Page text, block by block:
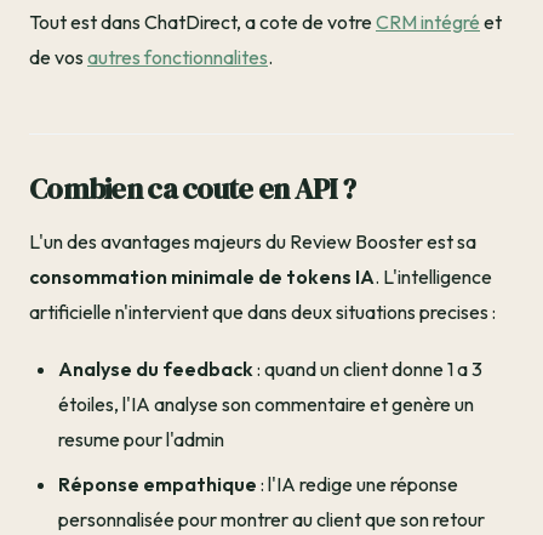
Tout est dans ChatDirect, a cote de votreCRM intégré et
de vos autres fonctionnalites.
Combien ca coute en API ?
L'un des avantages majeurs du Review Booster est sa
consommation minimale de tokens IA. L'intelligence
artificielle n'intervient que dans deux situations precises :
Analyse du feedback: quand un client donne 1 a 3
étoiles, l'IA analyse son commentaire et genère un
resume pour l'admin
Réponse empathique : l'IA redige une réponse
personnalisée pour montrer au client que son retour